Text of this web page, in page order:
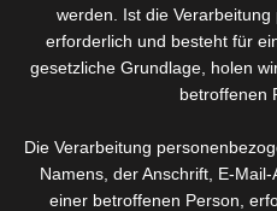
wegzudenken. Haare werden
entfernt. Die Haarentfernung
Wochen.
allen Körperregionen.
Schon frühe orientalische
werden. Ist die
erforderlich und besteht für
gesetzliche Grundlage, holen
betroffenen
Die Verarbeitung
Namens, der Anschrift, E-
einer betroffenen Person,